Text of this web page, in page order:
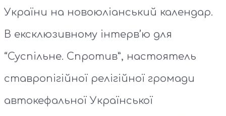
України на новоюліанський календар.
В ексклюзивному інтерв’ю для
“Суспільне. Спротив”, настоятель
ставропігійної релігійної громади
автокефальної Української